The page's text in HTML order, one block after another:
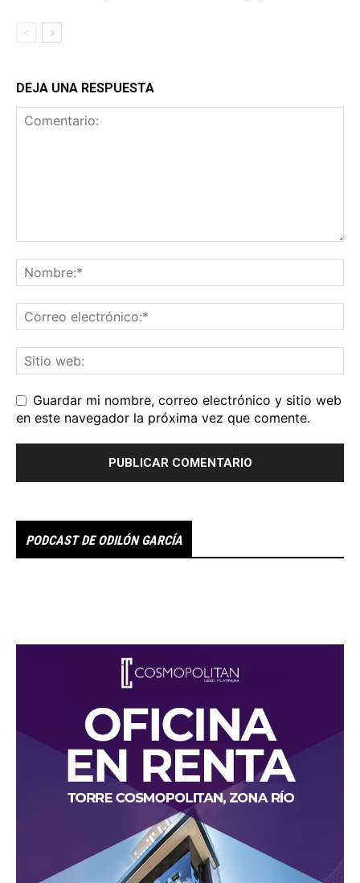
DEJA UNA RESPUESTA
Guardar mi nombre, correo electrónico y sitio web
en este navegador la próxima vez que comente.
PODCAST DE ODILÓN GARCÍA